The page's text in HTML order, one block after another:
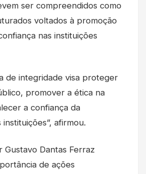
ser compreendidos como
voltados à promoção
nas instituições
de integridade visa proteger
promover a ética na
a confiança da
afirmou.
Dantas Ferraz
de ações